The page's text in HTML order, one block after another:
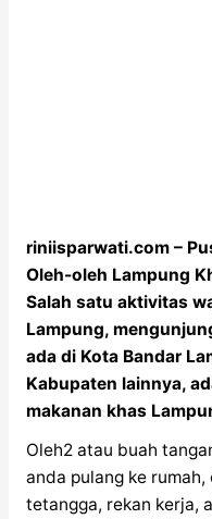
riniisparwati.com –
Oleh-oleh Lampung
Salah satu aktivitas
Lampung,
ada di Kota Bandar
Kabupaten lainnya,
makanan khas
Oleh2 atau buah
anda pulang ke
tetangga, rekan kerja,